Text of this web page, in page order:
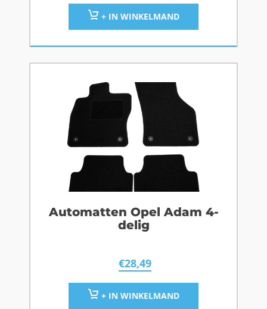
+ IN WINKELMAND
Automatten Opel Adam 4-
delig
€28,49
+ IN WINKELMAND